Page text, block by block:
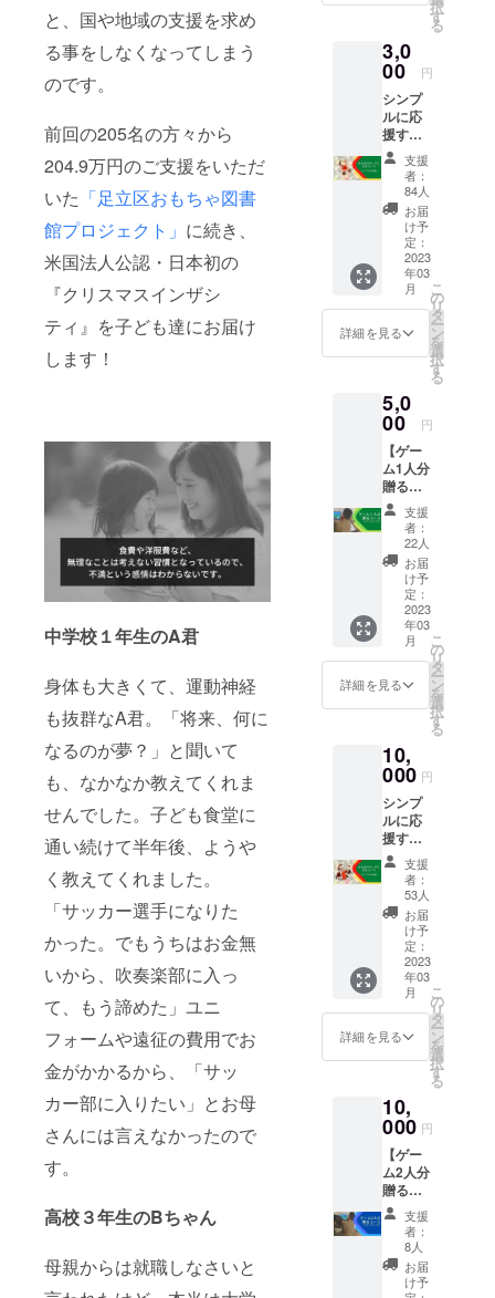
と、国や地域の支援を求め
る事をしなくなってしまう
のです。
前回の205名の方々から
204.9万円のご支援をいただ
いた 「足立区おもちゃ図書
館プロジェクト」 に続き、
米国法人公認・日本初の
『クリスマスインザシ
ティ』を子ども達にお届け
します！
中学校１年生のA君
身体も大きくて、運動神経
も抜群なA君。「将来、何に
なるのが夢？」と聞いて
も、なかなか教えてくれま
せんでした。子ども食堂に
通い続けて半年後、ようや
く教えてくれました。
「サッカー選手になりた
かった。でもうちはお金無
いから、吹奏楽部に入っ
て、もう諦めた」ユニ
フォームや遠征の費用でお
金がかかるから、「サッ
カー部に入りたい」とお母
さんには言えなかったので
す。
高校３年生のBちゃん
母親からは就職しなさいと
ん。それに
も関わら
まれ"によっ
て人生が左
右される現
実がありま
地域から孤
立しがちな
子どもたち
と『つなが
り』をつく
地域の大人
に『ささえ
て』いただ
くことで、
既存の支援
制度のよう
な本来たく
さんある"は
ず"の選択肢
を、少しで
も身近にし
す。
ていた
す。）
子ども
たちを
取り巻
くより
良い環
境づく
りのた
めに
は、
ロール
モデル
となる
たくさ
んの大
人が関
わり、
支える
必要が
あると
考えて
いま
す。た
くさん
の大人
に子ど
も達を
支えて
いただ
くため
にも、
このプ
ロジェ
クトを
してい
ただけ
ないで
しょう
か？ ご
支援い
ただい
た御礼
に下記
２つの
リター
ンをご
用意し
ます。
①オン
活動報
告会へ
施予定
時期：
2023年
3月頃
・所要
時間
等：1時
間程度
②チョ
イふる
活動報
択
す
る
3,0
00 円
シンプ
ルに応
援する
コース
（活動
の運営
費に充
てさせ
ていた
だきま
す。）
ご支援
いただ
いた御
礼に下
記２つ
ターン
をご用
意しま
す。 ①
オンラ
イン活
動報告
会への
ご招待
・実施
予定時
期：
2023年
3月頃
・所要
時間
等：1時
活動報
告書の
送付
支援
者：
84人
お届
け予
定：
2023
年03
月
詳細を見る
こ
の
リ
タ
ー
ン
を
選
択
す
る
5,0
00 円
【ゲー
ム1人分
贈る
コー
ス】 子
どもた
ちに大
人気
で、プ
ログラ
ミング
教育の
教材と
しても
利用さ
れるこ
えてき
た「マ
インク
ラフ
ト」
（仮想
空間上
に建物
をつく
るゲー
ム）
を、連
携先の
子ども
支援団
体に贈
ること
円の内
訳
∟3,960
円：マ
インク
ラフト
購入費
∟495
円：ク
ラウド
ファン
支援
者：
22人
お届
け予
定：
2023
年03
月
詳細を見る
こ
の
リ
タ
ー
ン
を
選
択
す
る
10,
000 円
シンプ
ルに応
援する
コース
（活動
の運営
費に充
てさせ
ていた
だきま
す。）
ご支援
いただ
いた御
礼に下
記２つ
ターン
をご用
意しま
す。 ①
オンラ
イン活
動報告
会への
ご招待
・実施
予定時
支援
者：
53人
お届
け予
定：
2023
年03
月
詳細を見る
こ
の
リ
タ
ー
ン
を
選
択
す
る
10,
000 円
【ゲー
ム2人分
贈る
コー
ス】 ■
ご支援
いただ
いた御
支援
者：
8人
お届
け予